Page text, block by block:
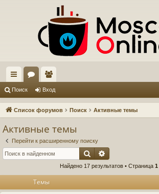
с
ы ум
ол
ьз
ел
Поиск Вход
Список форумов Поиск Активные темы
Активные темы
Перейти к расширенному поиску
Поиск
Найдено 17 результатов • Страница 1
Темы